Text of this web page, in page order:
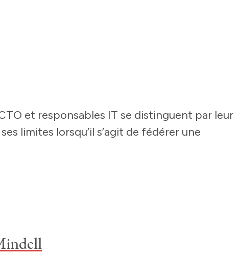
et responsables IT se distinguent par leur
limites lorsqu’il s’agit de fédérer une